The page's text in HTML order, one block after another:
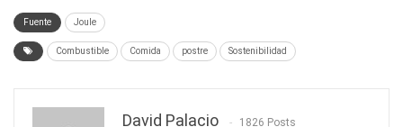
Fuente Joule
Combustible Comida postre Sostenibilidad
David Palacio 1826 Posts